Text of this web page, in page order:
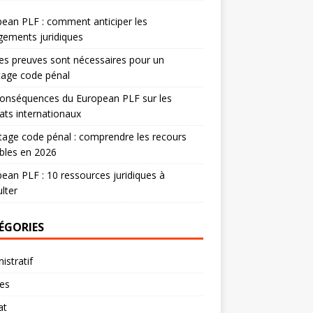
PLF : comment anticiper les
juridiques
preuves sont nécessaires pour un
code pénal
du European PLF sur les
internationaux
code pénal : comprendre les recours
en 2026
PLF : 10 ressources juridiques à